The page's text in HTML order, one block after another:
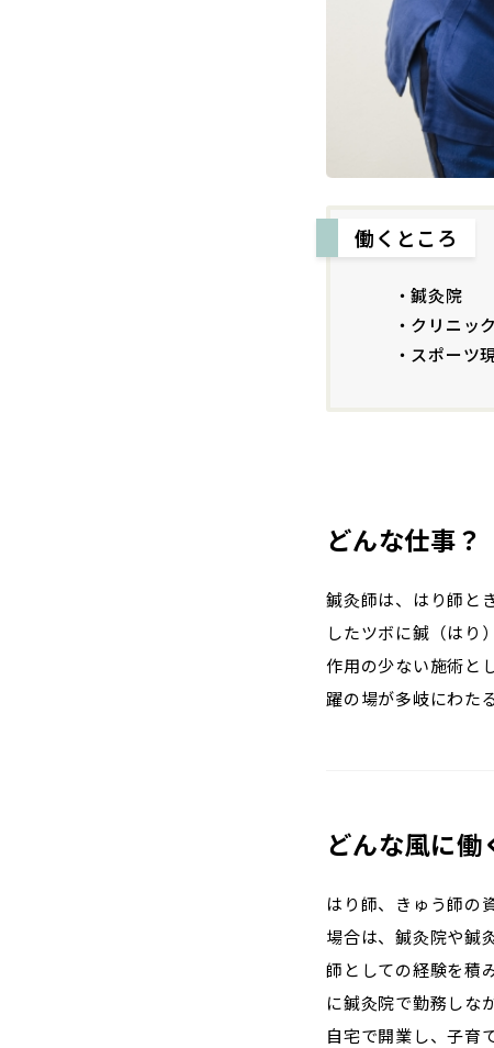
働くところ
・鍼灸院
・クリニック
・スポーツ
どんな仕事？
鍼灸師は、はり師と
したツボに鍼（はり
作用の少ない施術と
躍の場が多岐にわた
どんな風に働
はり師、きゅう師の
場合は、鍼灸院や鍼
師としての経験を積
に鍼灸院で勤務しな
自宅で開業し、子育